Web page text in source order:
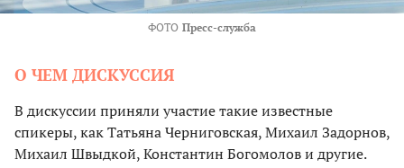
ФОТО Пресс-служба
О ЧЕМ ДИСКУССИЯ
В дискуссии приняли участие такие известные
спикеры, как Татьяна Черниговская, Михаил Задорнов,
Михаил Швыдкой, Константин Богомолов и другие.